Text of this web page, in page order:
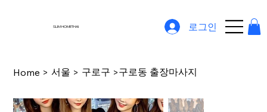
SLIM HOMETHAI 로그인
Home > 서울 > 구로구 >구로동 출장마사지